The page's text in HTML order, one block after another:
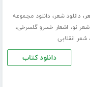
،دانلود شعر،دانلود مجموعه
شعر نو، اشعار خسرو گلسرخی،
،شعر انقلابی
دانلود کتاب